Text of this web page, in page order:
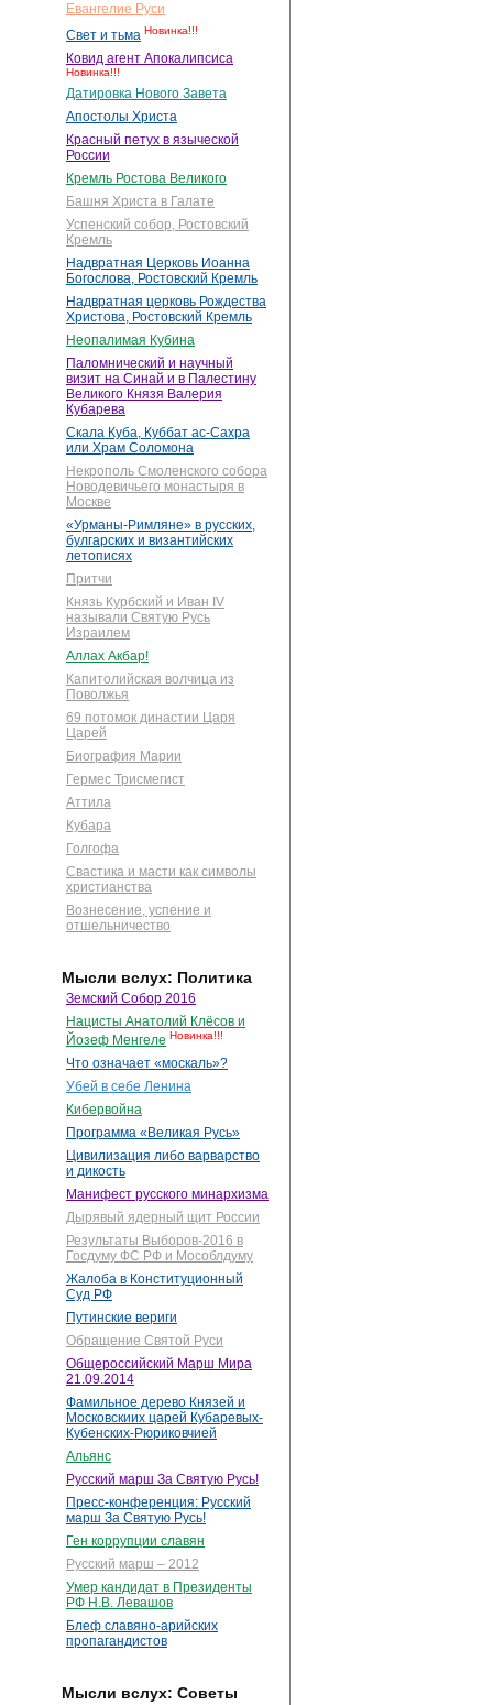
Евангелие Руси
Свет и тьма Новинка!!!
Ковид агент Апокалипсиса
Новинка!!!
Датировка Нового Завета
Апостолы Христа
Красный петух в языческой
России
Кремль Ростова Великого
Башня Христа в Галате
Успенский собор, Ростовский
Кремль
Надвратная Церковь Иоанна
Богослова, Ростовский Кремль
Надвратная церковь Рождества
Христова, Ростовский Кремль
Неопалимая Кубина
Паломнический и научный
визит на Синай и в Палестину
Великого Князя Валерия
Кубарева
Скала Куба, Куббат ас-Сахра
или Храм Соломона
Некрополь Смоленского собора
Новодевичьего монастыря в
Москве
«Урманы-Римляне» в русских,
булгарских и византийских
летописях
Притчи
Князь Курбский и Иван IV
называли Святую Русь
Израилем
Аллах Акбар!
Капитолийская волчица из
Поволжья
69 потомок династии Царя
Царей
Биография Марии
Гермес Трисмегист
Аттила
Кубара
Голгофа
Свастика и масти как символы
христианства
Вознесение, успение и
отшельничество
Мысли вслух: Политика
Земский Собор 2016
Нацисты Анатолий Клёсов и
Йозеф Менгеле Новинка!!!
Что означает «москаль»?
Убей в себе Ленина
Кибервойна
Программа «Великая Русь»
Цивилизация либо варварство
и дикость
Манифест русского минархизма
Дырявый ядерный щит России
Результаты Выборов-2016 в
Госдуму ФС РФ и Мособлдуму
Жалоба в Конституционный
Суд РФ
Путинские вериги
Обращение Святой Руси
Общероссийский Марш Мира
21.09.2014
Фамильное дерево Князей и
Московскиих царей Кубаревых-
Кубенских-Рюриковчией
Альянс
Русский марш За Святую Русь!
Пресс-конференция: Русский
марш За Святую Русь!
Ген коррупции славян
Русский марш – 2012
Умер кандидат в Президенты
РФ Н.В. Левашов
Блеф славяно-арийских
пропагандистов
Мысли вслух: Советы